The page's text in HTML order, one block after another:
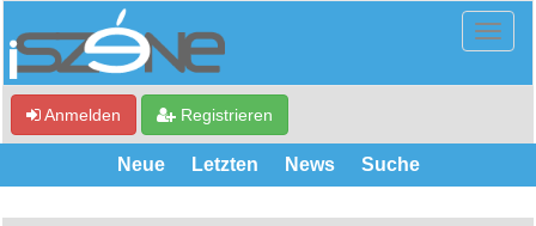
Anmelden Registrieren
Neue Letzten News Suche